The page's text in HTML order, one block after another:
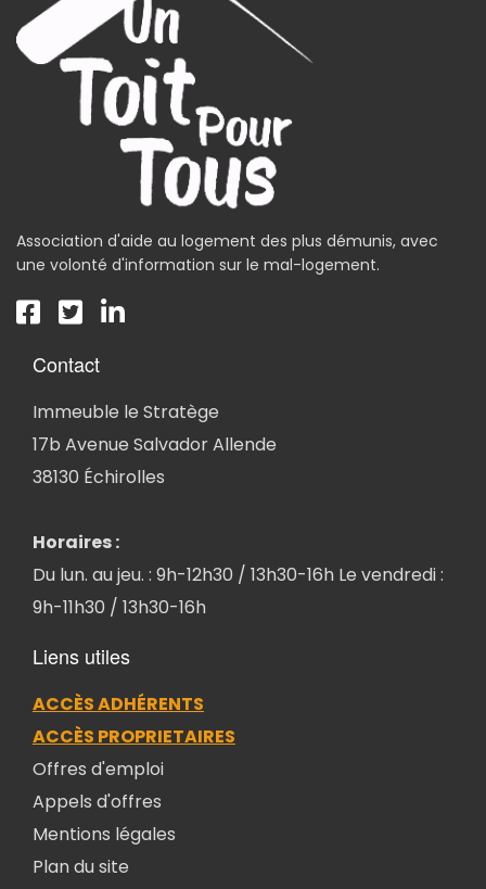
Association d'aide au logement des plus démunis, avec
une volonté d'information sur le mal-logement.
Contact
Immeuble le Stratège
17b Avenue Salvador Allende
38130 Échirolles
Horaires :
Du lun. au jeu. : 9h-12h30 / 13h30-16h Le vendredi :
9h-11h30 / 13h30-16h
Liens utiles
ACCÈS ADHÉRENTS
ACCÈS PROPRIETAIRES
Offres d'emploi
Appels d'offres
Mentions légales
Plan du site